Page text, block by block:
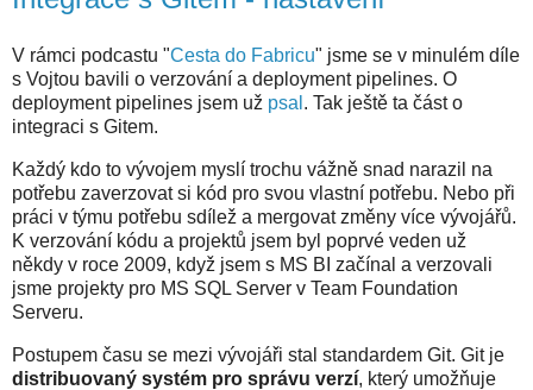
V rámci podcastu "Cesta do Fabricu" jsme se v minulém díle
s Vojtou bavili o verzování a deployment pipelines. O
deployment pipelines jsem už psal . Tak ještě ta část o
integraci s Gitem.
Každý kdo to vývojem myslí trochu vážně snad narazil na
potřebu zaverzovat si kód pro svou vlastní potřebu. Nebo při
práci v týmu potřebu sdílež a mergovat změny více vývojářů.
K verzování kódu a projektů jsem byl poprvé veden už
někdy v roce 2009, když jsem s MS BI začínal a verzovali
jsme projekty pro MS SQL Server v Team Foundation
Serveru.
Postupem času se mezi vývojáři stal standardem Git. Git je
distribuovaný systém pro správu verzí, který umožňuje